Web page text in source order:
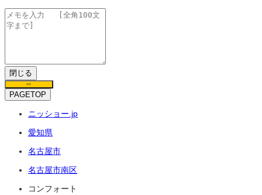
閉じる
保存
PAGETOP
ニッショー.jp
愛知県
名古屋市
名古屋市南区
コンフォート